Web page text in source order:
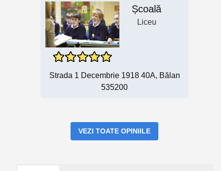
Școală
Liceu
Strada 1 Decembrie 1918 40A, Bălan
535200
VEZI TOATE OPINIILE